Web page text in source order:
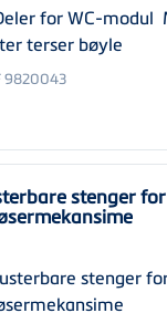
9820043
stenger for